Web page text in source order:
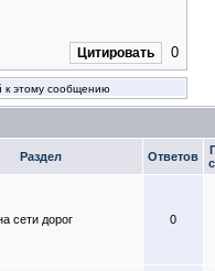
Цитировать 0
к этому сообщению
Раздел Ответов
сети дорог 0